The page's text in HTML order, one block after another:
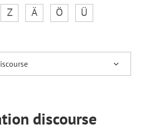
Z Ä Ö
Ü
discourse